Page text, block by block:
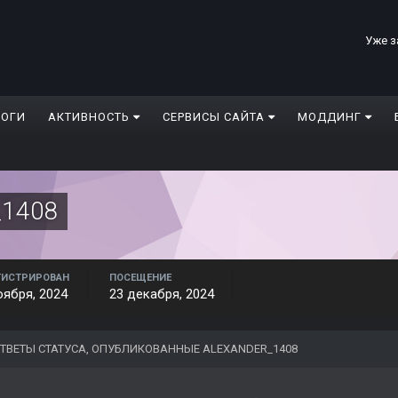
Уже
АКТИВНОСТЬ СЕРВИСЫ САЙТА МОДДИНГ
2024
ПОСЕЩЕНИЕ
23 декабря, 2024
СТАТУСА, ОПУБЛИКОВАННЫЕ ALEXANDER_1408